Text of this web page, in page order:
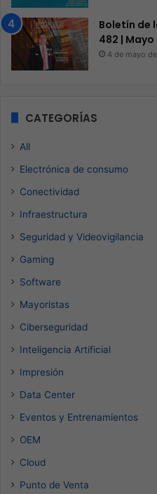
Boletín de
482 | Mayo
4 de mayo
CATEGORÍAS
All
Electrónica de consumo
Conectividad
Infraestructura
Seguridad y Videovigilancia
Gaming
Software
Mayoristas
Ciberseguridad
Inteligencia Artificial
Impresión
Data Center
Eventos y Entrenamientos
OEM
Cloud
Punto de Venta